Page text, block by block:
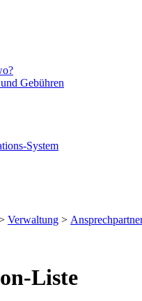
Gebühren
System
Verwaltung >
Liste